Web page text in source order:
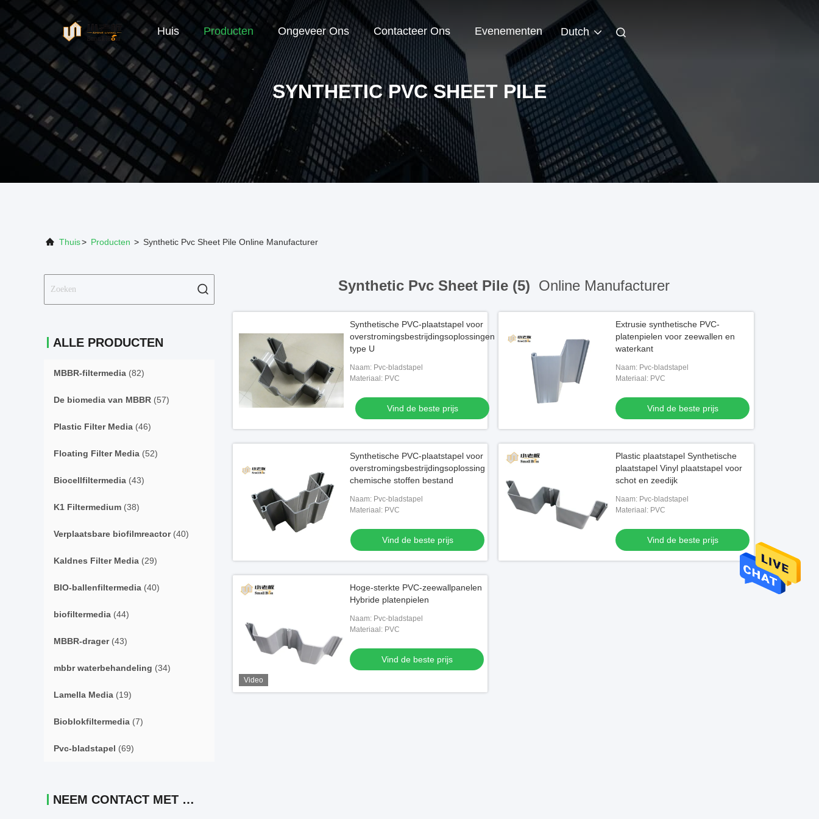
Huis Producten Ongeveer Ons Contacteer Ons Evenementen Dutch
SYNTHETIC PVC SHEET PILE
Thuis> Producten > Synthetic Pvc Sheet Pile Online Manufacturer
ALLE PRODUCTEN
MBBR-filtermedia (82)
De biomedia van MBBR (57)
Plastic Filter Media (46)
Floating Filter Media (52)
Biocellfiltermedia (43)
K1 Filtermedium (38)
Verplaatsbare biofilmreactor(40)
Kaldnes Filter Media (29)
BIO-ballenfiltermedia (40)
biofiltermedia (44)
MBBR-drager(43)
mbbr waterbehandeling (34)
Lamella Media (19)
Bioblokfiltermedia (7)
Pvc-bladstapel (69)
NEEM CONTACT MET ONS OP.
Synthetic Pvc Sheet Pile (5) Online Manufacturer
Synthetische PVC-plaatstapel voor
overstromingsbestrijdingsoplossingen
type U
Naam: Pvc-bladstapel
Materiaal: PVC
Vind de beste prijs
Extrusie synthetische PVC-
platenpielen voor zeewallen en
waterkant
Naam: Pvc-bladstapel
Materiaal: PVC
Vind de beste prijs
Synthetische PVC-plaatstapel voor
overstromingsbestrijdingsoplossing
chemische stoffen bestand
Naam: Pvc-bladstapel
Materiaal: PVC
Vind de beste prijs
Plastic plaatstapel Synthetische
plaatstapel Vinyl plaatstapel voor
schot en zeedijk
Naam: Pvc-bladstapel
Materiaal: PVC
Vind de beste prijs
Video
Hoge-sterkte PVC-zeewallpanelen
Hybride platenpielen
Naam: Pvc-bladstapel
Materiaal: PVC
Vind de beste prijs